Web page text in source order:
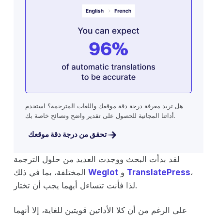
لقد بدأت البحث ووجدت العديد من حلول الترجمة
Weglot TranslatePress،
لذا فأنت تتساءل أيهما يجب أن تختار.
على الرغم من أن كلا الأداتين قويتين للغاية، إلا أنهما
هل تريد معرفة درجة دقة موقعك واللغات المترجمة؟ استخدم
أداتنا المجانية للحصول على تقدير واضح ونصائح خاصة بك.
تحقق من درجة دقة موقعك